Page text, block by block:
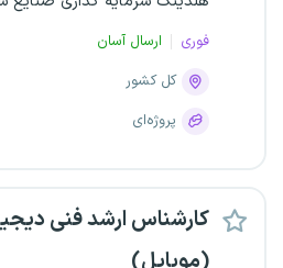
فوری
ارسال آسان
کل کشور
پروژه‌ای
کارشناس ارشد فنی